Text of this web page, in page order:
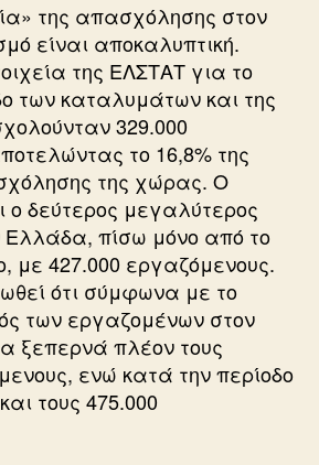
της απασχόλησης στον
είναι αποκαλυπτική.
της ΕΛΣΤΑΤ για το
των καταλυμάτων και της
329.000
το 16,8% της
της χώρας. Ο
ο δεύτερος μεγαλύτερος
Ελλάδα, πίσω μόνο από το
με 427.000 εργαζόμενους.
ότι σύμφωνα με το
των εργαζομένων στον
ξεπερνά πλέον τους
ενώ κατά την περίοδο
τους 475.000